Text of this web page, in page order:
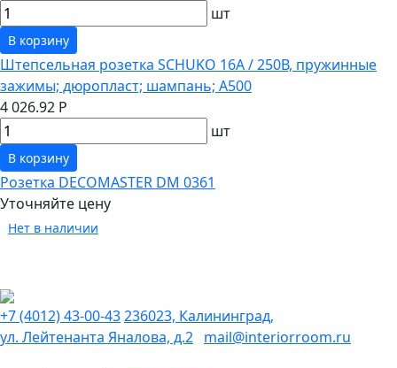
шт
В корзину
Штепсельная розетка SCHUKO 16А / 250В, пружинные
зажимы; дюропласт; шампань; A500
4 026.92 Р
шт
В корзину
Розетка DECOMASTER DM 0361
Уточняйте цену
Нет в наличии
+7 (4012) 43-00-43236023, Калининград,
ул. Лейтенанта Яналова, д.2 mail@interiorroom.ru